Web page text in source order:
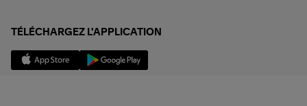
TÉLÉCHARGEZ L'APPLICATION